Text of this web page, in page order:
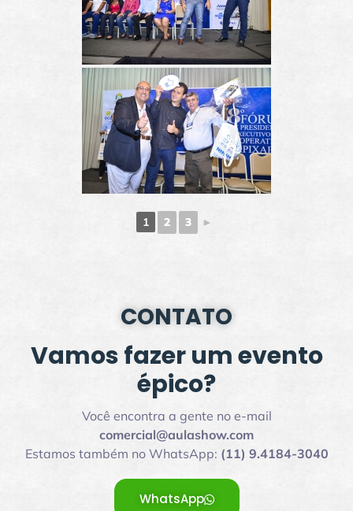
1 2 3 ►
CONTATO
Vamos fazer um evento
épico?
Você encontra a gente no e-mail
comercial@aulashow.com
Estamos também no WhatsApp: (11) 9.4184-3040
WhatsApp